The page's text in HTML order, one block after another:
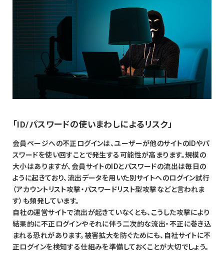
「ID/パスワードの使いまわしによるリスク」
会員ページへの不正ログインは、ユーザーが他のサイトのIDやパ
スワードを使い回すことで発生する可能性が高まります。規模の
大小はありますが、会員サイトのIDとパスワードの流出は毎日の
ように起きており、流出データを用いた別サイトへのログイン試行
（アカウントリスト攻撃・パスワードリスト型攻撃などと言われま
す）も頻発しています。
自社の運営サイトで流出が起きていなくとも、こうした攻撃により
結果的に不正ログインやそれに伴う二次的な流出・不正に巻き込
まれる恐れがあります。被害拡大を防ぐためにも、自社サイトに不
正ログインを検知する仕組みを準備しておくことが大切でしょう。